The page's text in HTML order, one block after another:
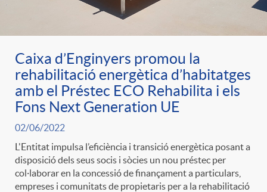
Caixa d’Enginyers promou la
rehabilitació energètica d’habitatges
amb el Préstec ECO Rehabilita i els
Fons Next Generation UE
02/06/2022
L'Entitat impulsa l’eficiència i transició energètica posant a
disposició dels seus socis i sòcies un nou préstec per
col·laborar en la concessió de finançament a particulars,
empreses i comunitats de propietaris per a la rehabilitació